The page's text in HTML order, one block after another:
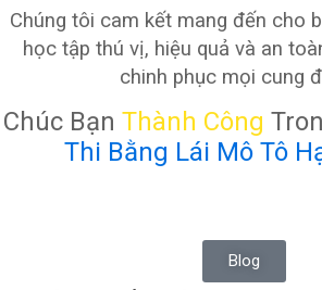
Chúng tôi cam kết mang đến cho
học tập thú vị, hiệu quả và an
chinh phục mọi cung
Chúc Bạn Thành Công
Thi Bằng Lái Mô Tô
Blog